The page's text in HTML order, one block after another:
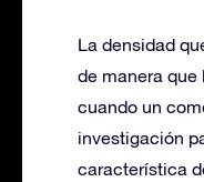
La densidad
de manera que
cuando un
investigación
característica